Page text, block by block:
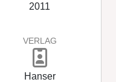
2011
VERLAG
Hanser